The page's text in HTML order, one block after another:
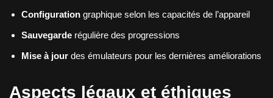
Configuration graphique selon les capacités de l’appareil
Sauvegarde régulière des progressions
Mise à jour des émulateurs pour les dernières améliorations
Aspects légaux et éthiques